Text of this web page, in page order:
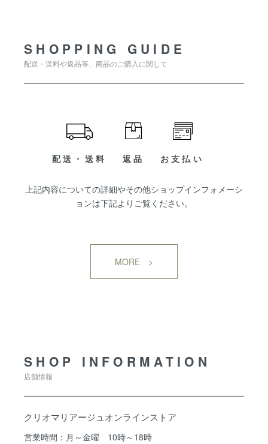
SHOPPING GUIDE
配送・送料や返品等、商品のご購入に関して
配送・送料 返品 お支払い
上記内容についての詳細やその他ショップインフォメーシ
ョンは下記よりご覧ください。
MORE >
SHOP INFORMATION
店舗情報
クリオマリアージュオンラインストア
営業時間：月～金曜 10時～18時